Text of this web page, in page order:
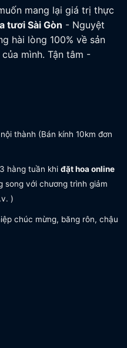
mang lại giá trị thực
tươiSài Gòn - Nguyệt
hài lòng 100% về sản
mình. Tận tâm -
thành (Bán kính 10km đơn
hàng tuần khi đặt hoa online
song với chương trình giảm
)
chúc mừng, băng rôn, chậu